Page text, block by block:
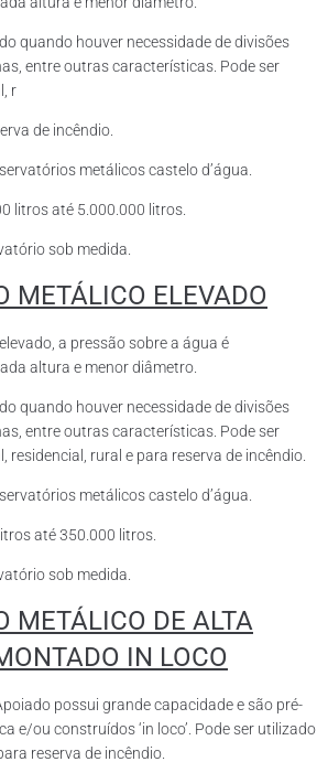
quando houver necessidade de divisões
entre outras características. Pode ser
r
de incêndio.
metálicos castelo d’água.
litros até 5.000.000 litros.
sob medida.
METÁLICO ELEVADO
a pressão sobre a água é
altura e menor diâmetro.
quando houver necessidade de divisões
entre outras características. Pode ser
residencial, rural e para reserva de incêndio.
metálicos castelo d’água.
até 350.000 litros.
sob medida.
METÁLICO DE ALTA
IN LOCO
possui grande capacidade e são pré-
e/ou construídos ‘in loco’. Pode ser utilizado
reserva de incêndio.